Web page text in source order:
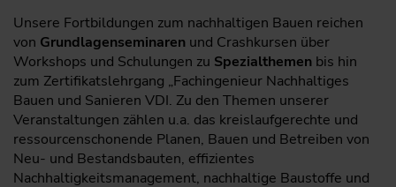
Unsere Fortbildungen zum nachhaltigen Bauen reichen
von Grundlagenseminaren und Crashkursen über
Workshops und Schulungen zu Spezialthemen bis hin
zum Zertifikatslehrgang „Fachingenieur Nachhaltiges
Bauen und Sanieren VDI. Zu den Themen unserer
Veranstaltungen zählen u.a. das kreislaufgerechte und
ressourcenschonende Planen, Bauen und Betreiben von
Neu- und Bestandsbauten, effizientes
Nachhaltigkeitsmanagement, nachhaltige Baustoffe und